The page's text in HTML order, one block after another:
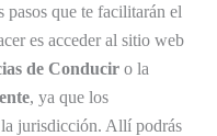
pasos que te facilitarán el
es acceder al sitio web
de Conducir o la
, ya que los
jurisdicción. Allí podrás